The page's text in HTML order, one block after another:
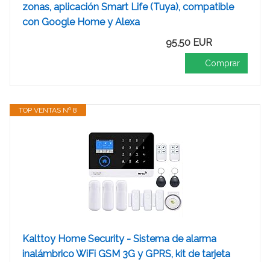
zonas, aplicación Smart Life (Tuya), compatible
con Google Home y Alexa
95,50 EUR
Comprar
TOP VENTAS Nº 8
Kalttoy Home Security - Sistema de alarma
inalámbrico WiFi GSM 3G y GPRS, kit de tarjeta